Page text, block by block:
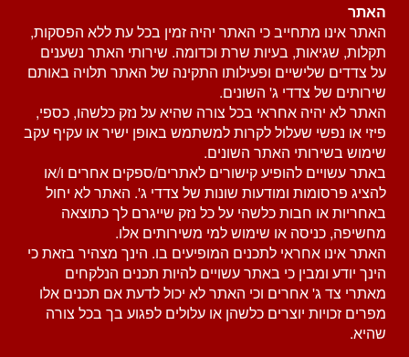
האתר
האתר אינו מתחייב כי האתר יהיה זמין בכל עת ללא הפסקות,
תקלות, שגיאות, בעיות שרת וכדומה. שירותי האתר נשענים
על צדדים שלישיים ופעילותו התקינה של האתר תלויה באותם
שירותים של צדדי ג' השונים.
האתר לא יהיה אחראי בכל צורה שהיא על נזק כלשהו, כספי,
פיזי או נפשי שעלול לקרות למשתמש באופן ישיר או עקיף עקב
שימוש בשירותי האתר השונים.
באתר עשויים להופיע קישורים לאתרים/ספקים אחרים ו/או
להציג פרסומות ומודעות שונות של צדדי ג'. האתר לא יחול
באחריות או חבות כלשהי על כל נזק שייגרם לך כתוצאה
מחשיפה, כניסה או שימוש למי משירותים אלו.
האתר אינו אחראי לתכנים המופיעים בו. הינך מצהיר בזאת כי
הינך יודע ומבין כי באתר עשויים להיות תכנים הנלקחים
מאתרי צד ג' אחרים וכי האתר לא יכול לדעת אם תכנים אלו
מפרים זכויות יוצרים כלשהן או עלולים לפגוע בך בכל צורה
שהיא.